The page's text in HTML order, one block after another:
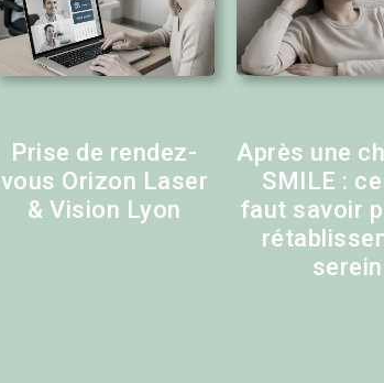
Prise de rendez-
vous Orizon Laser
& Vision Lyon
Après une
SMILE : ce
faut savoir
serein